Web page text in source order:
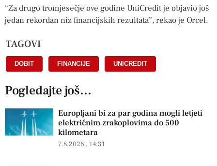
“Za drugo tromjesečje ove godine UniCredit je objavio još
jedan rekordan niz financijskih rezultata”, rekao je Orcel.
TAGOVI
DOBIT FINANCIJE UNICREDIT
Pogledajte još...
Europljani bi za par godina mogli letjeti
električnim zrakoplovima do 500
kilometara
7.8.2026 14:31